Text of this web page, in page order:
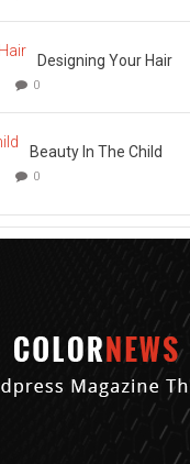
Designing Your Hair
0
Beauty In The Child
0